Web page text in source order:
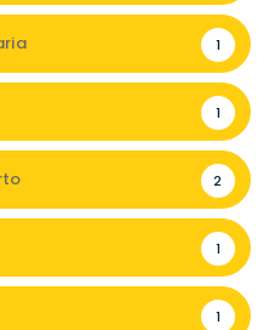
1
1
2
1
1